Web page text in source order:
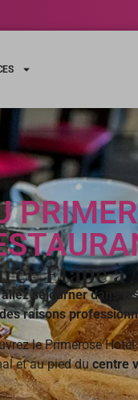
Etape à
séjourner dans
raisons
le Primerose
et au pied ducentre